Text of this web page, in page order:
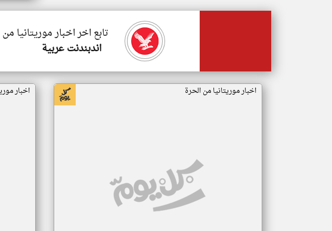
تابع اخر اخبار موريتانيا من
اندبندنت عربية
اخبار موريتانيا من الحرة اخبار